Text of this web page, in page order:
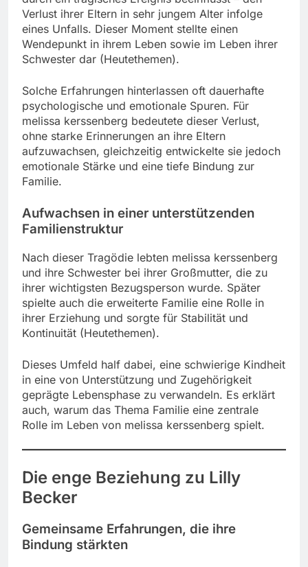
Verlust ihrer Eltern in sehr jungem Alter infolge
eines Unfalls. Dieser Moment stellte einen
Wendepunkt in ihrem Leben sowie im Leben ihrer
Schwester dar (Heutethemen).
Solche Erfahrungen hinterlassen oft dauerhafte
psychologische und emotionale Spuren. Für
melissa kerssenberg bedeutete dieser Verlust,
ohne starke Erinnerungen an ihre Eltern
aufzuwachsen, gleichzeitig entwickelte sie jedoch
emotionale Stärke und eine tiefe Bindung zur
Familie.
Aufwachsen in einer unterstützenden
Familienstruktur
Nach dieser Tragödie lebten melissa kerssenberg
und ihre Schwester bei ihrer Großmutter, die zu
ihrer wichtigsten Bezugsperson wurde. Später
spielte auch die erweiterte Familie eine Rolle in
ihrer Erziehung und sorgte für Stabilität und
Kontinuität (Heutethemen).
Dieses Umfeld half dabei, eine schwierige Kindheit
in eine von Unterstützung und Zugehörigkeit
geprägte Lebensphase zu verwandeln. Es erklärt
auch, warum das Thema Familie eine zentrale
Rolle im Leben von melissa kerssenberg spielt.
Die enge Beziehung zu Lilly
Becker
Gemeinsame Erfahrungen, die ihre
Bindung stärkten